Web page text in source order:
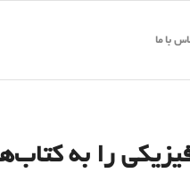
با ما
را به